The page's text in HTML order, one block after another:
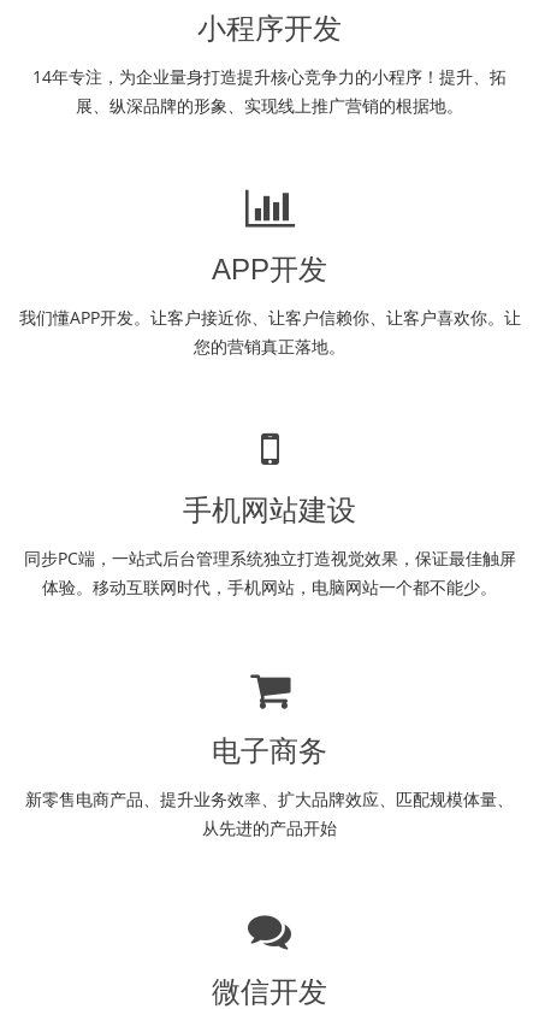
小程序开发
14年专注，为企业量身打造提升核心竞争力的小程序！提升、拓
展、纵深品牌的形象、实现线上推广营销的根据地。
APP开发
我们懂APP开发。让客户接近你、让客户信赖你、让客户喜欢你。让
您的营销真正落地。
手机网站建设
同步PC端，一站式后台管理系统独立打造视觉效果，保证最佳触屏
体验。移动互联网时代，手机网站，电脑网站一个都不能少。
电子商务
新零售电商产品、提升业务效率、扩大品牌效应、匹配规模体量、
从先进的产品开始
微信开发